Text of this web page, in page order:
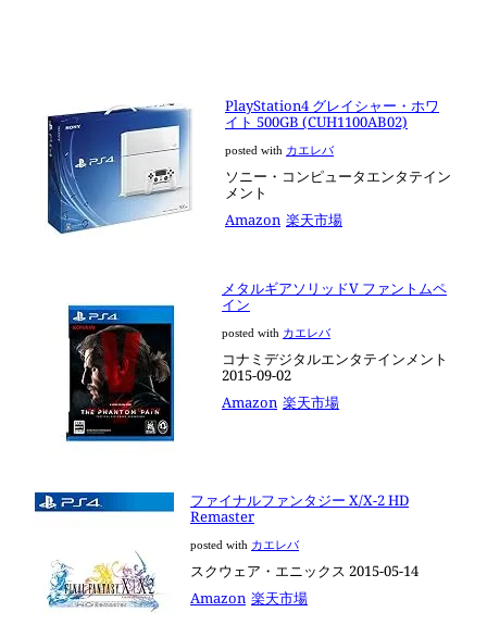
PlayStation4 グレイシャー・ホワ
イト 500GB (CUH1100AB02)
posted with カエレバ
ソニー・コンピュータエンタテイン
メント
Amazon 楽天市場
メタルギアソリッドV ファントムペ
イン
posted with カエレバ
コナミデジタルエンタテインメント
2015-09-02
Amazon 楽天市場
ファイナルファンタジー X/X-2 HD
Remaster
posted with カエレバ
スクウェア・エニックス 2015-05-14
Amazon 楽天市場